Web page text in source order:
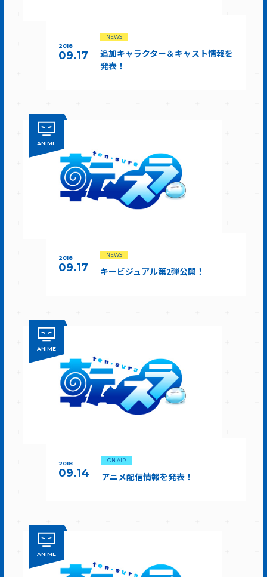
2018
09.17
NEWS
追加キャラクター＆キャスト情報を
発表！
ANIME
2018
09.17
NEWS
キービジュアル第2弾公開！
ANIME
2018
09.14
ON AIR
アニメ配信情報を発表！
ANIME